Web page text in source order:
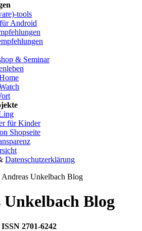
tools
Android
& Seminar
für Kinder
Shopseite
Datenschutzerklärung
Unkelbach Blog
ISSN 2701-6242